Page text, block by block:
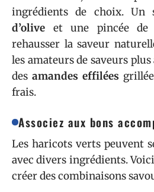
ingrédients de choix. Un
d’olive et une pincée de
rehausser la saveur
les amateurs de saveurs
des amandes effilées
frais.
Associez aux bons
Les haricots verts peuvent
avec divers ingrédients.
créer des combinaisons